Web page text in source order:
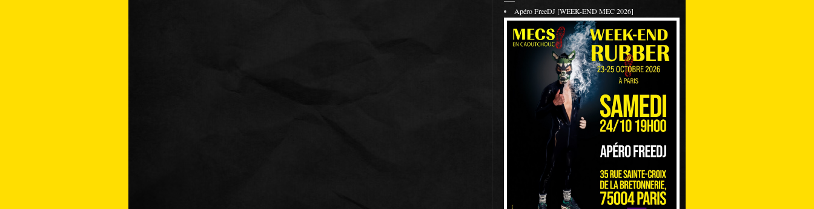
Apéro FreeDJ [WEEK-END MEC 2026]